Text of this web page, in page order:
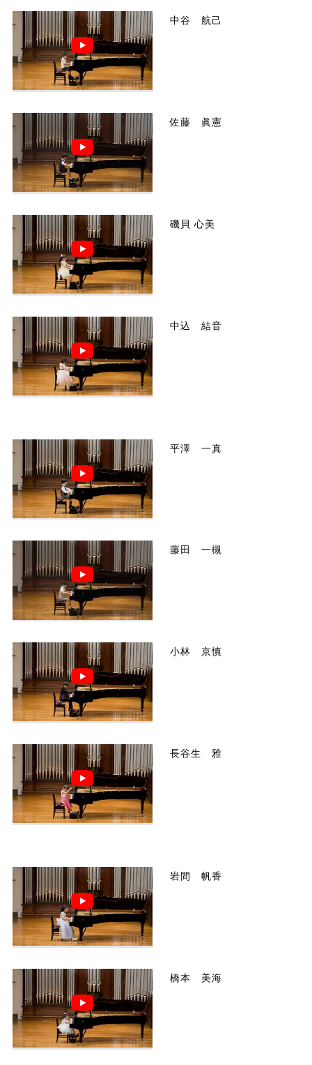
中谷 航己
佐藤 眞憲
磯貝 心美
中込 結音
平澤 一真
藤田 一槻
小林 京慎
長谷生 雅
岩間 帆香
橋本 美海